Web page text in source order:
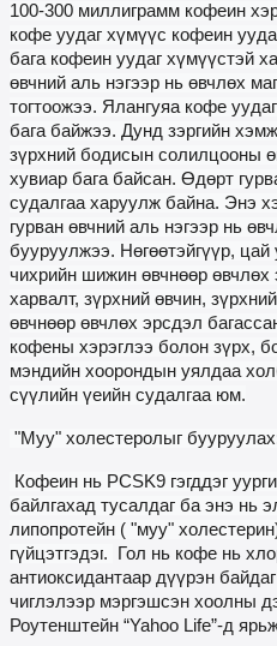
100-300 миллиграмм кофеин
кофе уудаг хүмүүс кофеин
бага кофеин уудаг хүмүүстэй
өвчний аль нэгээр нь өвчлөх
тогтоожээ. Ялангуяа кофе
бага байжээ. Дунд зэргийн
зүрхний бодисын солилцооны
хувиар бага байсан. Өдөрт
судалгаа харуулж байна. Энэ
гурван өвчний аль нэгээр нь
бууруулжээ. Нөгөөтэйгүүр,
чихрийн шижин өвчнөөр өвчлөх
харвалт, зүрхний өвчин,
өвчнөөр өвчлөх эрсдэл
кофены хэрэглээ болон зүрх,
мэндийн хоорондын уялдаа
сүүлийн үеийн судалгаа юм.
"Муу" холестеролыг
Кофеин нь PCSK9 гэгддэг
байлгахад тусалдаг ба энэ нь
липопротейн ( "муу"
гүйцэтгэдэг.
Гол нь кофе нь
антиоксидантаар дүүрэн
чиглэлээр мэргэшсэн хоолны
Роутенштейн “Yahoo Life”-д